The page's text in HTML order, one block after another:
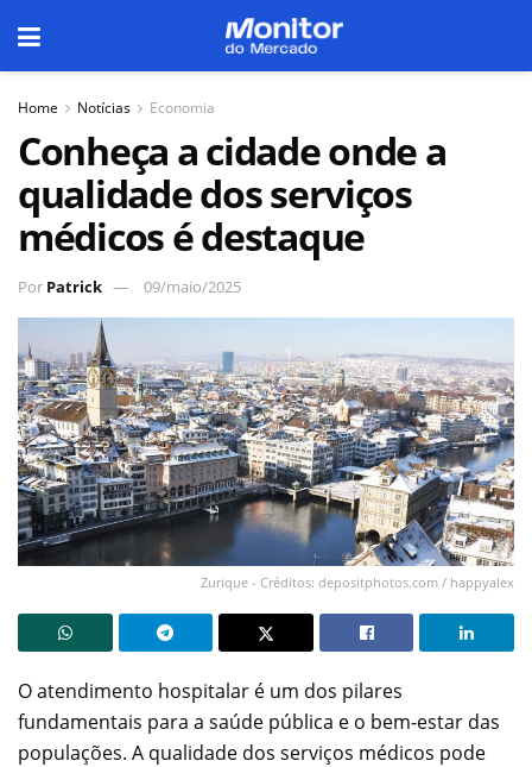
Home Notícias Economia
Conheça a cidade onde a
qualidade dos serviços
médicos é destaque
Por Patrick 09/maio/2025
Zurique - Créditos: depositphotos.com / happyalex
O atendimento hospitalar é um dos pilares
fundamentais para a saúde pública e o bem-estar das
populações. A qualidade dos serviços médicos pode